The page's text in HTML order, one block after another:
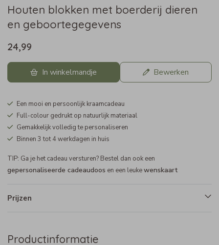
Houten blokken met boerderij dieren
en geboortegegevens
24,99
In winkelmandje Bewerken
Een mooi en persoonlijk kraamcadeau
Full-colour gedrukt op natuurlijk materiaal
Gemakkelijk volledig te personaliseren
Binnen 3 tot 4 werkdagen in huis
TIP: Ga je het cadeau versturen? Bestel dan ook een
gepersonaliseerde cadeaudoos en een leukewenskaart
Prijzen
Productinformatie